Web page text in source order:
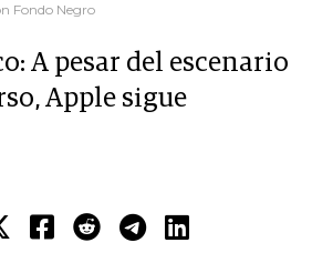
Fondo Negro
A pesar del escenario
Apple sigue